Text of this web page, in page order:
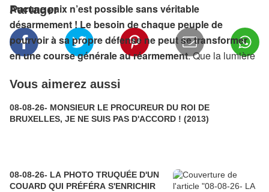
Aucune paix n’est possible sans véritable
désarmement ! Le besoin de chaque peuple de
pourvoir à sa propre défense ne peut se transformer
en une course générale au réarmement. Que la lumière
créent des divisions et qui sont lourdes de conséquences
politiques et économiques. Qu’elle nous pousse à prendre
soin les uns des autres, à accroître notre solidarité
- -
Partager
Vous aimerez aussi
08-08-26- MONSIEUR LE PROCUREUR DU ROI DE
BRUXELLES, JE NE SUIS PAS D'ACCORD ! (2013)
08-08-26- LA PHOTO TRUQUÉE D'UN
COUARD QUI PRÉFÉRA S'ENRICHIR